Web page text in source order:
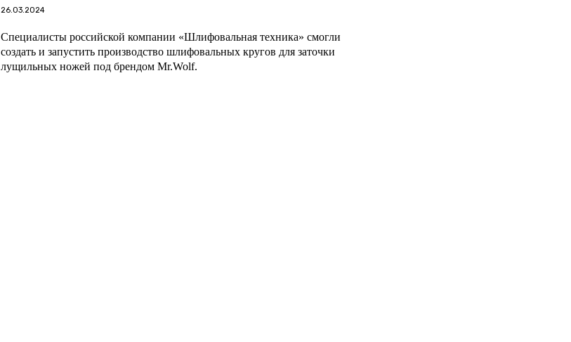
26.03.2024
Специалисты российской компании «Шлифовальная техника» смогли
создать и запустить производство шлифовальных кругов для заточки
лущильных ножей под брендом Mr.Wolf.